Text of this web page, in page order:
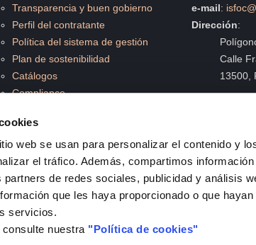
web se usan para personalizar el contenido y
el tráfico. Además, compartimos
de redes sociales, publicidad y análisis
que les haya proporcionado o que
servicios.
nuestra "Política de cookies"
Transparencia y buen gobierno
Perfil del contratante
Política del sistema de gestión
Plan de sostenibilidad
Catálogos
Compliance
e-mail:
Dirección:
Calle
13500,